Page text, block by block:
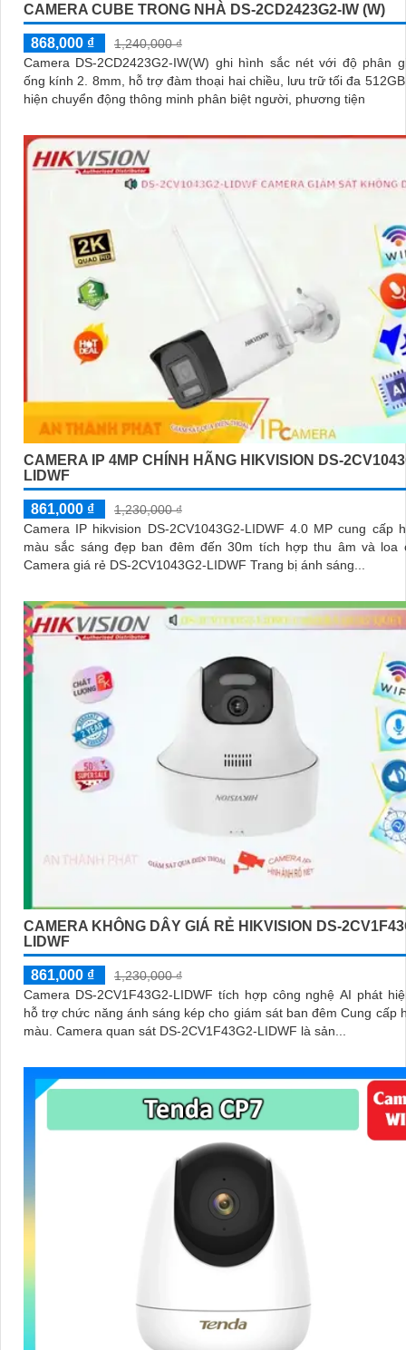
CAMERA CUBE TRONG NHÀ DS-2CD2423G2-IW (W)
868,000 ₫
1,240,000 ₫
Camera DS-2CD2423G2-IW(W) ghi hình sắc nét với độ phân
ống kính 2. 8mm, hỗ trợ đàm thoại hai chiều, lưu trữ tối đa
hiện chuyển động thông minh phân biệt người, phương tiện
CAMERA IP 4MP CHÍNH HÃNG HIKVISION DS-
LIDWF
861,000 ₫
1,230,000 ₫
Camera IP hikvision DS-2CV1043G2-LIDWF 4.0 MP cung cấp
màu sắc sáng đẹp ban đêm đến 30m tích hợp thu âm và loa
Camera giá rẻ DS-2CV1043G2-LIDWF Trang bị ánh sáng...
CAMERA KHÔNG DÂY GIÁ RẺ HIKVISION DS-
LIDWF
861,000 ₫
1,230,000 ₫
Camera DS-2CV1F43G2-LIDWF tích hợp công nghệ AI phát
hỗ trợ chức năng ánh sáng kép cho giám sát ban đêm Cung cấp
màu. Camera quan sát DS-2CV1F43G2-LIDWF là sản...